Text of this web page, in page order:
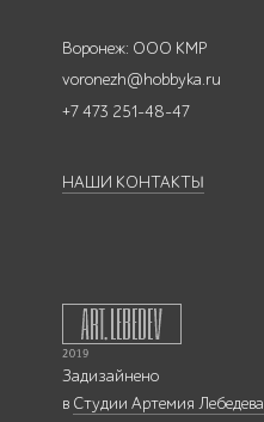
Воронеж: ООО КМР
voronezh@hobbyka.ru
+7 473 251-48-47
НАШИ КОНТАКТЫ
Задизайнено
в Студии Артемия Лебедева